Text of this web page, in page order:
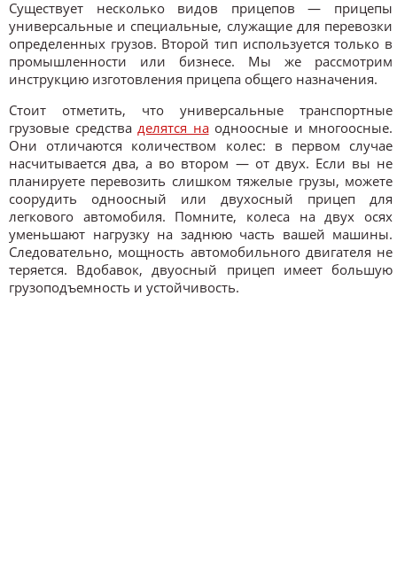
Существует несколько видов прицепов — прицепы
универсальные и специальные, служащие для перевозки
определенных грузов. Второй тип используется только в
промышленности или бизнесе. Мы же рассмотрим
инструкцию изготовления прицепа общего назначения.
Стоит отметить, что универсальные транспортные
грузовые средства делятся наодноосные и многоосные.
Они отличаются количеством колес: в первом случае
насчитывается два, а во втором — от двух. Если вы не
планируете перевозить слишком тяжелые грузы, можете
соорудить одноосный или двухосный прицеп для
легкового автомобиля. Помните, колеса на двух осях
уменьшают нагрузку на заднюю часть вашей машины.
Следовательно, мощность автомобильного двигателя не
теряется. Вдобавок, двуосный прицеп имеет большую
грузоподъемность и устойчивость.